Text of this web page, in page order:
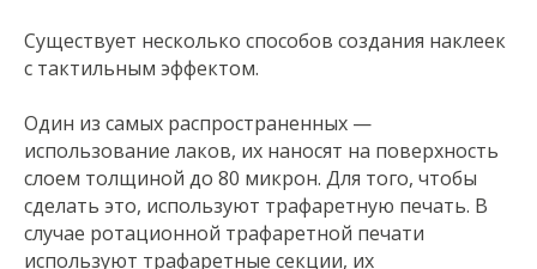
Существует несколько способов создания наклеек
с тактильным эффектом.
Один из самых распространенных —
использование лаков, их наносят на поверхность
слоем толщиной до 80 микрон. Для того, чтобы
сделать это, используют трафаретную печать. В
случае ротационной трафаретной печати
используют трафаретные секции, их